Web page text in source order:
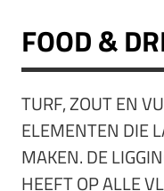
FOOD &
TURF, ZOUT EN
ELEMENTEN DIE
MAKEN. DE
HEEFT OP ALLE